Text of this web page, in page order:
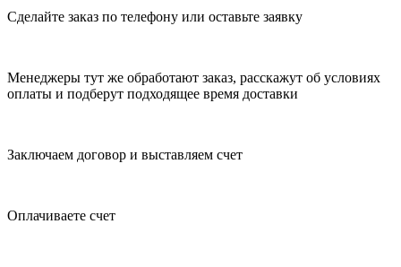
Сделайте заказ по телефону или оставьте заявку
Менеджеры тут же обработают заказ, расскажут об условиях
оплаты и подберут подходящее время доставки
Заключаем договор и выставляем счет
Оплачиваете счет